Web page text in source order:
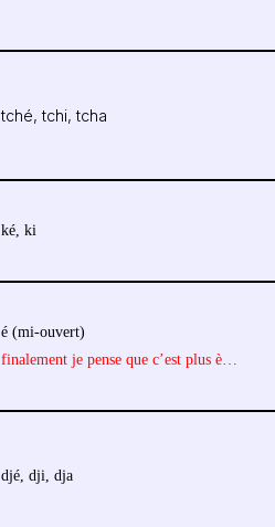
tché, tchi, tcha
ké, ki
é (mi-ouvert)
finalement je pense que c’est plus è…
djé, dji, dja